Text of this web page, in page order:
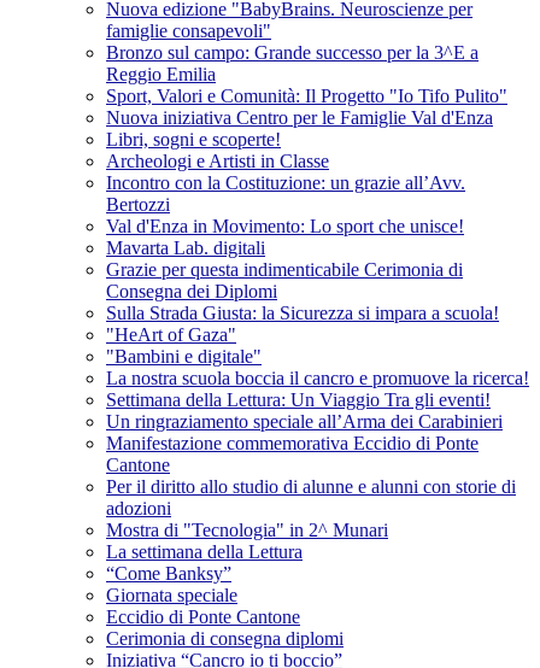
Nuova edizione "BabyBrains. Neuroscienze per
famiglie consapevoli"
Bronzo sul campo: Grande successo per la 3^E a
Reggio Emilia
Sport, Valori e Comunità: Il Progetto "Io Tifo Pulito"
Nuova iniziativa Centro per le Famiglie Val d'Enza
Libri, sogni e scoperte!
Archeologi e Artisti in Classe
Incontro con la Costituzione: un grazie all’Avv.
Bertozzi
Val d'Enza in Movimento: Lo sport che unisce!
Mavarta Lab. digitali
Grazie per questa indimenticabile Cerimonia di
Consegna dei Diplomi
Sulla Strada Giusta: la Sicurezza si impara a scuola!
"HeArt of Gaza"
"Bambini e digitale"
La nostra scuola boccia il cancro e promuove la ricerca!
Settimana della Lettura: Un Viaggio Tra gli eventi!
Un ringraziamento speciale all’Arma dei Carabinieri
Manifestazione commemorativa Eccidio di Ponte
Cantone
Per il diritto allo studio di alunne e alunni con storie di
adozioni
Mostra di "Tecnologia" in 2^ Munari
La settimana della Lettura
“Come Banksy”
Giornata speciale
Eccidio di Ponte Cantone
Cerimonia di consegna diplomi
Iniziativa “Cancro io ti boccio”